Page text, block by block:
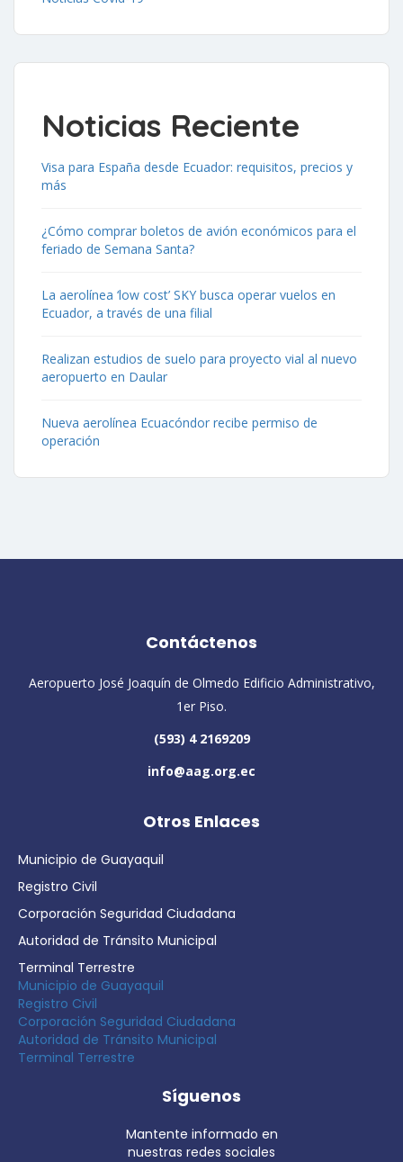
Noticias Reciente
Visa para España desde Ecuador: requisitos, precios y
más
¿Cómo comprar boletos de avión económicos para el
feriado de Semana Santa?
La aerolínea ‘low cost’ SKY busca operar vuelos en
Ecuador, a través de una filial
Realizan estudios de suelo para proyecto vial al nuevo
aeropuerto en Daular
Nueva aerolínea Ecuacóndor recibe permiso de
operación
Contáctenos
Aeropuerto José Joaquín de Olmedo Edificio Administrativo,
1er Piso.
(593) 4 2169209
info@aag.org.ec
Otros Enlaces
Municipio de Guayaquil
Registro Civil
Corporación Seguridad Ciudadana
Autoridad de Tránsito Municipal
Terminal Terrestre
Municipio de Guayaquil
Registro Civil
Corporación Seguridad Ciudadana
Autoridad de Tránsito Municipal
Terminal Terrestre
Síguenos
Mantente informado en
nuestras redes sociales